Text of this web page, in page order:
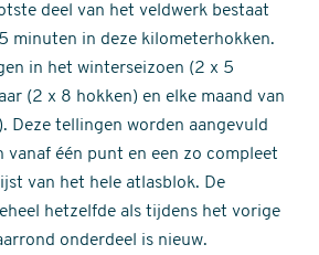
deel van het veldwerk bestaat
minuten in deze kilometerhokken.
in het winterseizoen (2 x 5
(2 x 8 hokken) en elke maand van
Deze tellingen worden aangevuld
één punt en een zo compleet
van het hele atlasblok. De
hetzelfde als tijdens het vorige
onderdeel is nieuw.